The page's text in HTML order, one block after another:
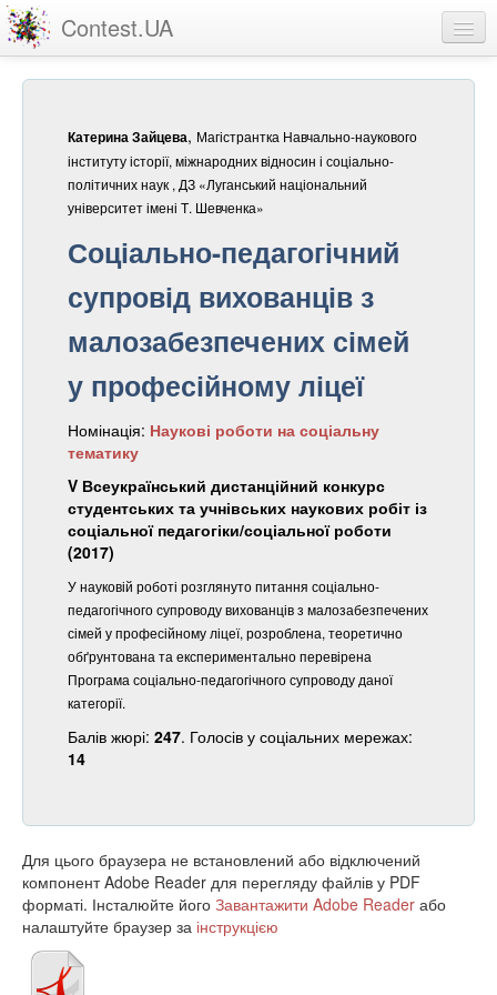
Contest.UA
Статистика
Про проект
реєстрація
Катерина Зайцева, Магістрантка Навчально-наукового
інституту історії, міжнародних відносин і соціально-
політичних наук , ДЗ «Луганський національний
університет імені Т. Шевченка»
Соціально-педагогічний
супровід вихованців з
малозабезпечених сімей
у професійному ліцеї
Номінація: Наукові роботи на соціальну
тематику
V Всеукраїнський дистанційний конкурс
студентських та учнівських наукових робіт із
соціальної педагогіки/соціальної роботи
(2017)
У науковій роботі розглянуто питання соціально-
педагогічного супроводу вихованців з малозабезпечених
сімей у професійному ліцеї, розроблена, теоретично
обґрунтована та експериментально перевірена
Програма соціально-педагогічного супроводу даної
категорії.
Балів жюрі: 247. Голосів у соціальних мережах:
14
Для цього браузера не встановлений або відключений
компонент Adobe Reader для перегляду файлів у PDF
форматі. Інсталюйте його Завантажити Adobe Reader або
налаштуйте браузер за інструкцією